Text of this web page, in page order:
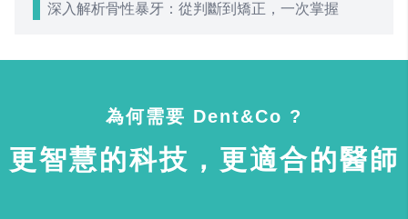
深入解析骨性暴牙：從判斷到矯正，一次掌握
為何需要 Dent&Co ?
更智慧的科技，更適合的醫師